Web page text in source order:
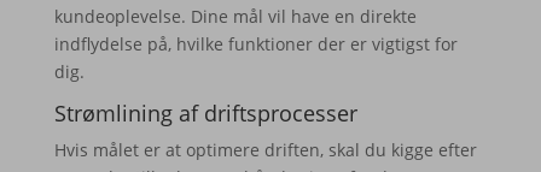
kundeoplevelse. Dine mål vil have en direkte
indflydelse på, hvilke funktioner der er vigtigst for
dig.
Strømlining af driftsprocesser
Hvis målet er at optimere driften, skal du kigge efter